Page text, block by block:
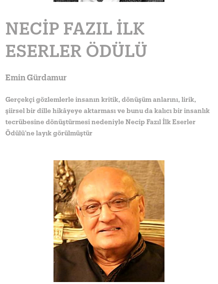
NECIP FAZIL İLK
ESERLER ÖDÜLÜ
Emin Gürdamur
Gerçekçi gözlemlerle insanın kritik, dönüşüm anlarını, lirik,
şiirsel bir dille hikâyeye aktarması ve bunu da kalıcı bir insanlık
tecrübesine dönüştürmesi nedeniyle Necip Fazıl İlk Eserler
Ödülü’ne layık görülmüştür